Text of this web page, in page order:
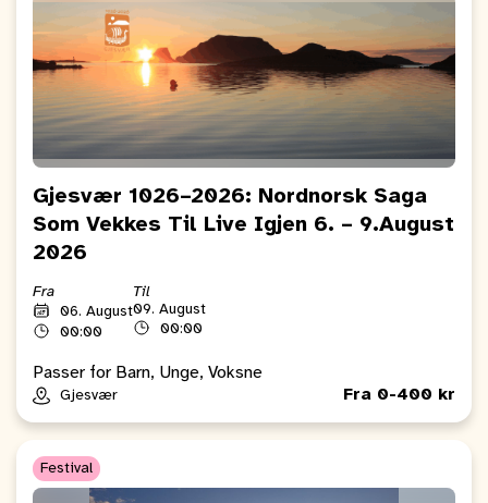
Gjesvær 1026–2026: Nordnorsk Saga
Som Vekkes Til Live Igjen 6. – 9.August
2026
Fra
06. August
00:00
Til
09. August
00:00
Passer for Barn, Unge, Voksne
Gjesvær Fra 0-400 kr
Festival